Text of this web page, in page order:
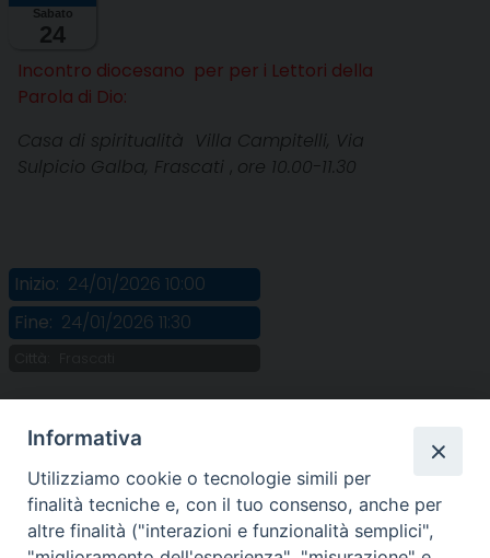
Sabato
24
Incontro diocesano per per i Lettori della
Parola di Dio:
Casa di spiritualità Villa Campitelli, Via
Sulpicio Galba, Frascati , ore 10.00-11.30
Inizio: 24/01/2026 10:00
Fine: 24/01/2026 11:30
Informativa
Utilizziamo cookie o tecnologie simili per
finalità tecniche e, con il tuo consenso, anche per
altre finalità ("interazioni e funzionalità semplici",